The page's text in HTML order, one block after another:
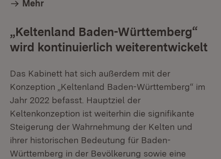
Mehr
„Keltenland Baden-Württemberg“
wird kontinuierlich weiterentwickelt
Das Kabinett hat sich außerdem mit der
Konzeption „Keltenland Baden-Württemberg“ im
Jahr 2022 befasst. Hauptziel der
Keltenkonzeption ist weiterhin die signifikante
Steigerung der Wahrnehmung der Kelten und
ihrer historischen Bedeutung für Baden-
Württemberg in der Bevölkerung sowie eine